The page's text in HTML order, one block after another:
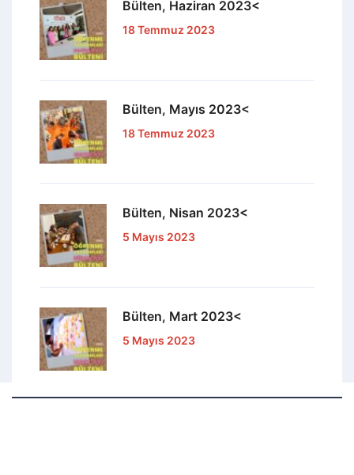
Bülten, Haziran 2023<
18 Temmuz 2023
Bülten, Mayıs 2023<
18 Temmuz 2023
Bülten, Nisan 2023<
5 Mayıs 2023
Bülten, Mart 2023<
5 Mayıs 2023